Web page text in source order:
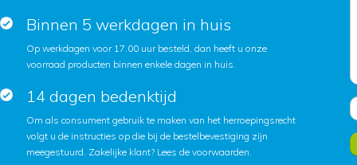
Binnen 5 werkdagen in huis
Op werkdagen voor 17.00 uur besteld, dan heeft u onze
voorraad producten binnen enkele dagen in huis.
14 dagen bedenktijd
Om als consument gebruik te maken van het herroepingsrecht
volgt u de instructies op die bij de bestelbevestiging zijn
meegestuurd. Zakelijke klant? Lees de voorwaarden.